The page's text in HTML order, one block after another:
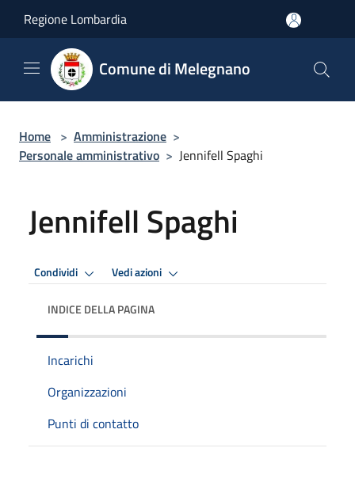
Regione Lombardia
Comune di Melegnano
Home > Amministrazione >
Personale amministrativo > Jennifell Spaghi
Jennifell Spaghi
Condividi Vedi azioni
INDICE DELLA PAGINA
Incarichi
Organizzazioni
Punti di contatto